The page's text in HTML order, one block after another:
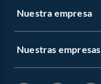
Nuestra empresa
Nuestras empresas